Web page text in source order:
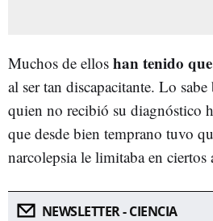
Muchos de ellos han tenido
al ser tan discapacitante. Lo
quien no recibió su diagnóstico
que desde bien temprano tuvo
narcolepsia le limitaba en ciertos
NEWSLETTER - CIENCIA